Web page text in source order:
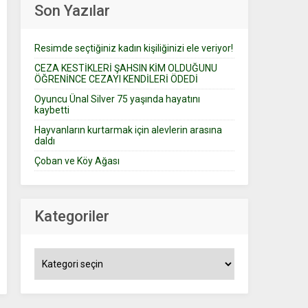
Son Yazılar
Resimde seçtiğiniz kadın kişiliğinizi ele veriyor!
CEZA KESTİKLERİ ŞAHSIN KİM OLDUĞUNU
ÖĞRENİNCE CEZAYI KENDİLERİ ÖDEDİ
Oyuncu Ünal Silver 75 yaşında hayatını
kaybetti
Hayvanların kurtarmak için alevlerin arasına
daldı
Çoban ve Köy Ağası
Kategoriler